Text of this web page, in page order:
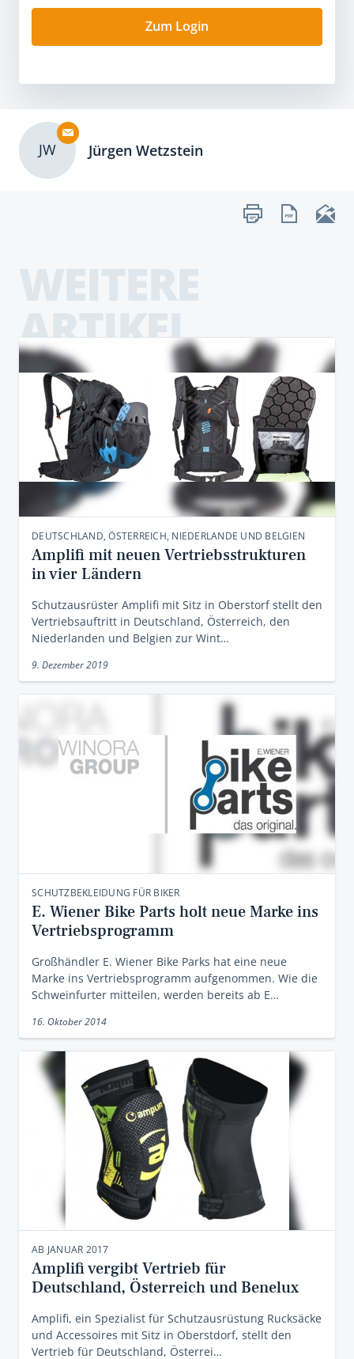
Zum Login
JW Jürgen Wetzstein
ARTIKEL
DEUTSCHLAND, ÖSTERREICH, NIEDERLANDE UND BELGIEN
Amplifi mit neuen Vertriebsstrukturen
in vier Ländern
Schutzausrüster Amplifi mit Sitz in Oberstorf stellt den
Vertriebsauftritt in Deutschland, Österreich, den
Niederlanden und Belgien zur Wint…
9. Dezember 2019
SCHUTZBEKLEIDUNG FÜR BIKER
E. Wiener Bike Parts holt neue Marke ins
Vertriebsprogramm
Großhändler E. Wiener Bike Parks hat eine neue
Marke ins Vertriebsprogramm aufgenommen. Wie die
Schweinfurter mitteilen, werden bereits ab E…
16. Oktober 2014
AB JANUAR 2017
Amplifi vergibt Vertrieb für
Deutschland, Österreich und Benelux
Amplifi, ein Spezialist für Schutzausrüstung Rucksäcke
und Accessoires mit Sitz in Oberstdorf, stellt den
Vertrieb für Deutschland, Österrei…